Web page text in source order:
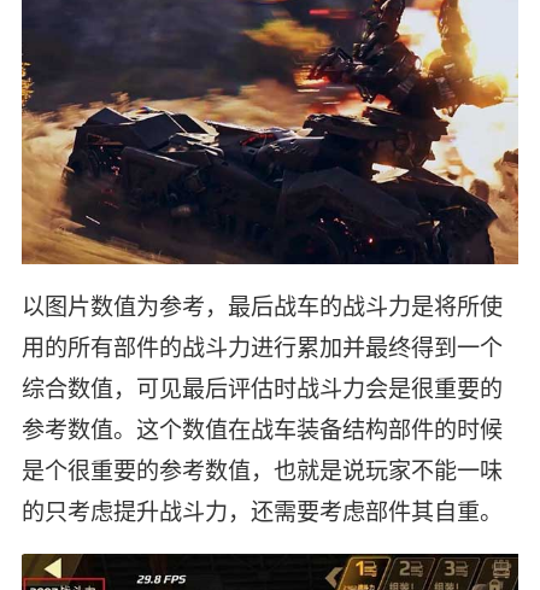
以图片数值为参考，最后战车的战斗力是将所使
用的所有部件的战斗力进行累加并最终得到一个
综合数值，可见最后评估时战斗力会是很重要的
参考数值。这个数值在战车装备结构部件的时候
是个很重要的参考数值，也就是说玩家不能一味
的只考虑提升战斗力，还需要考虑部件其自重。